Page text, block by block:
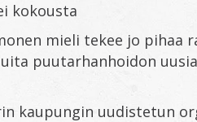
kokousta
mieli tekee jo
puutarhanhoidon
kaupungin uudistetun